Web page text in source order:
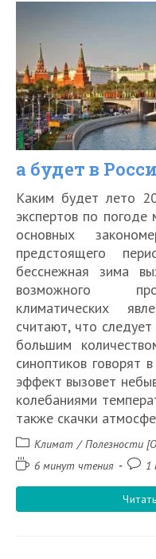
а будет в
Каким будет лето
экспертов по погоде
основных
предстоящего
бесснежная зима
возможного
климатических
считают, что
большим
синоптиков говорят
эффект вызовет
колебаниями
также скачки
Рубрика
записи:
Климат / Полезности
Время6 минут чтения
записи:
1